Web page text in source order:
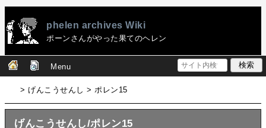
phelen archives Wiki
ポーンさんがやった果てのヘレン
Menu
> げんこうせんし > ポレン15
げんこうせんし/ポレン15